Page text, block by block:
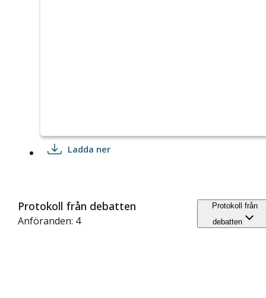
Ladda ner
Protokoll från debatten
Anföranden: 4
Protokoll från
debatten